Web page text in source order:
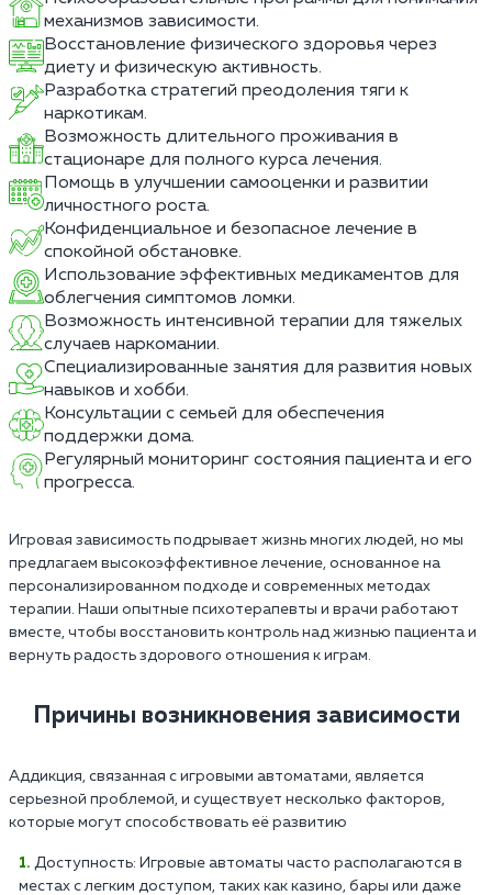
механизмов зависимости.
Восстановление физического здоровья через
диету и физическую активность.
Разработка стратегий преодоления тяги к
наркотикам.
Возможность длительного проживания в
стационаре для полного курса лечения.
Помощь в улучшении самооценки и развитии
личностного роста.
Конфиденциальное и безопасное лечение в
спокойной обстановке.
Использование эффективных медикаментов для
облегчения симптомов ломки.
Возможность интенсивной терапии для тяжелых
случаев наркомании.
Специализированные занятия для развития новых
навыков и хобби.
Консультации с семьей для обеспечения
поддержки дома.
Регулярный мониторинг состояния пациента и его
прогресса.
Игровая зависимость подрывает жизнь многих людей, но мы
предлагаем высокоэффективное лечение, основанное на
персонализированном подходе и современных методах
терапии. Наши опытные психотерапевты и врачи работают
вместе, чтобы восстановить контроль над жизнью пациента и
вернуть радость здорового отношения к играм.
Причины возникновения зависимости
Аддикция, связанная с игровыми автоматами, является
серьезной проблемой, и существует несколько факторов,
которые могут способствовать её развитию
Доступность: Игровые автоматы часто располагаются в
местах с легким доступом, таких как казино, бары или даже